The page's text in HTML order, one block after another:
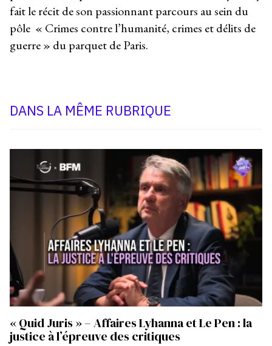
fait le récit de son passionnant parcours au sein du
pôle « Crimes contre l’humanité, crimes et délits de
guerre » du parquet de Paris.
DANS LA MÊME RUBRIQUE
« Quid Juris » – Affaires Lyhanna et Le Pen : la
justice à l’épreuve des critiques